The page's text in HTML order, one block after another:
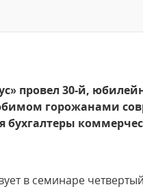
провел 30-й,
горожанами
бухгалтеры
в семинаре